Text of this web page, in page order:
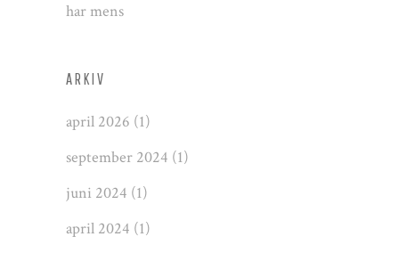
har mens
ARKIV
april 2026 (1)
september 2024 (1)
juni 2024 (1)
april 2024 (1)